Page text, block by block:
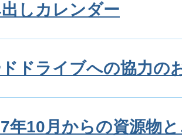
しカレンダー
ドライブへの協力の
年10月からの資源物